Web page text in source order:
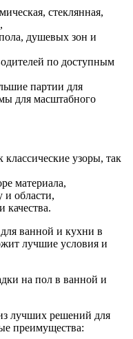
стеклянная,
душевых зон и
по доступным
партии для
для масштабного
узоры, так
материала,
и области,
качества.
ванной и кухни в
лучшие условия и
на пол в ванной и
лучших решений для
преимущества: